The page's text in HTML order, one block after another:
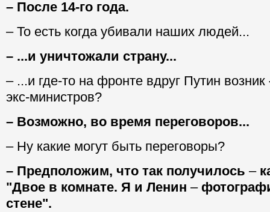
– После 14-го года.
– То есть когда убивали наших людей...
– ...и уничтожали страну...
– ...и где-то на фронте вдруг Путин возник
экс-министров?
– Возможно, во время переговоров...
– Ну какие могут быть переговоры?
– Предположим, что так получилось –
"Двое в комнате. Я и Ленин –
стене".